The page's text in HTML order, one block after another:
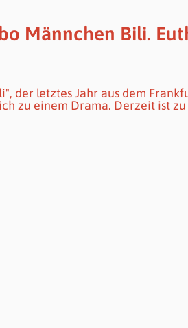
Männchen Bili.
der letztes Jahr aus dem
zu einem Drama. Derzeit ist zu